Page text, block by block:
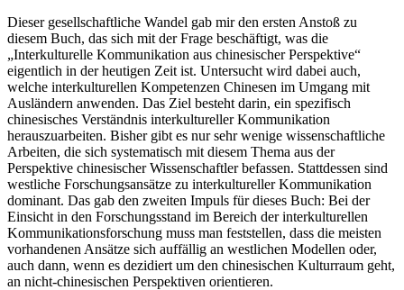
Dieser gesellschaftliche Wandel gab mir den ersten Anstoß zu
diesem Buch, das sich mit der Frage beschäftigt, was die
„Interkulturelle Kommunikation aus chinesischer Perspektive“
eigentlich in der heutigen Zeit ist. Untersucht wird dabei auch,
welche interkulturellen Kompetenzen Chinesen im Umgang mit
Ausländern anwenden. Das Ziel besteht darin, ein spezifisch
chinesisches Verständnis interkultureller Kommunikation
herauszuarbeiten. Bisher gibt es nur sehr wenige wissenschaftliche
Arbeiten, die sich systematisch mit diesem Thema aus der
Perspektive chinesischer Wissenschaftler befassen. Stattdessen sind
westliche Forschungsansätze zu interkultureller Kommunikation
dominant. Das gab den zweiten Impuls für dieses Buch: Bei der
Einsicht in den Forschungsstand im Bereich der interkulturellen
Kommunikationsforschung muss man feststellen, dass die meisten
vorhandenen Ansätze sich auffällig an westlichen Modellen oder,
auch dann, wenn es dezidiert um den chinesischen Kulturraum geht,
an nicht-chinesischen Perspektiven orientieren.